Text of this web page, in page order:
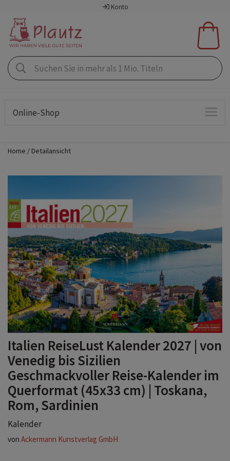
Konto
Online-Shop
Home Detailansicht
Italien ReiseLust Kalender 2027 | von
Venedig bis Sizilien
Geschmackvoller Reise-Kalender im
Querformat (45x33 cm) | Toskana,
Rom, Sardinien
Kalender
von Ackermann Kunstverlag GmbH